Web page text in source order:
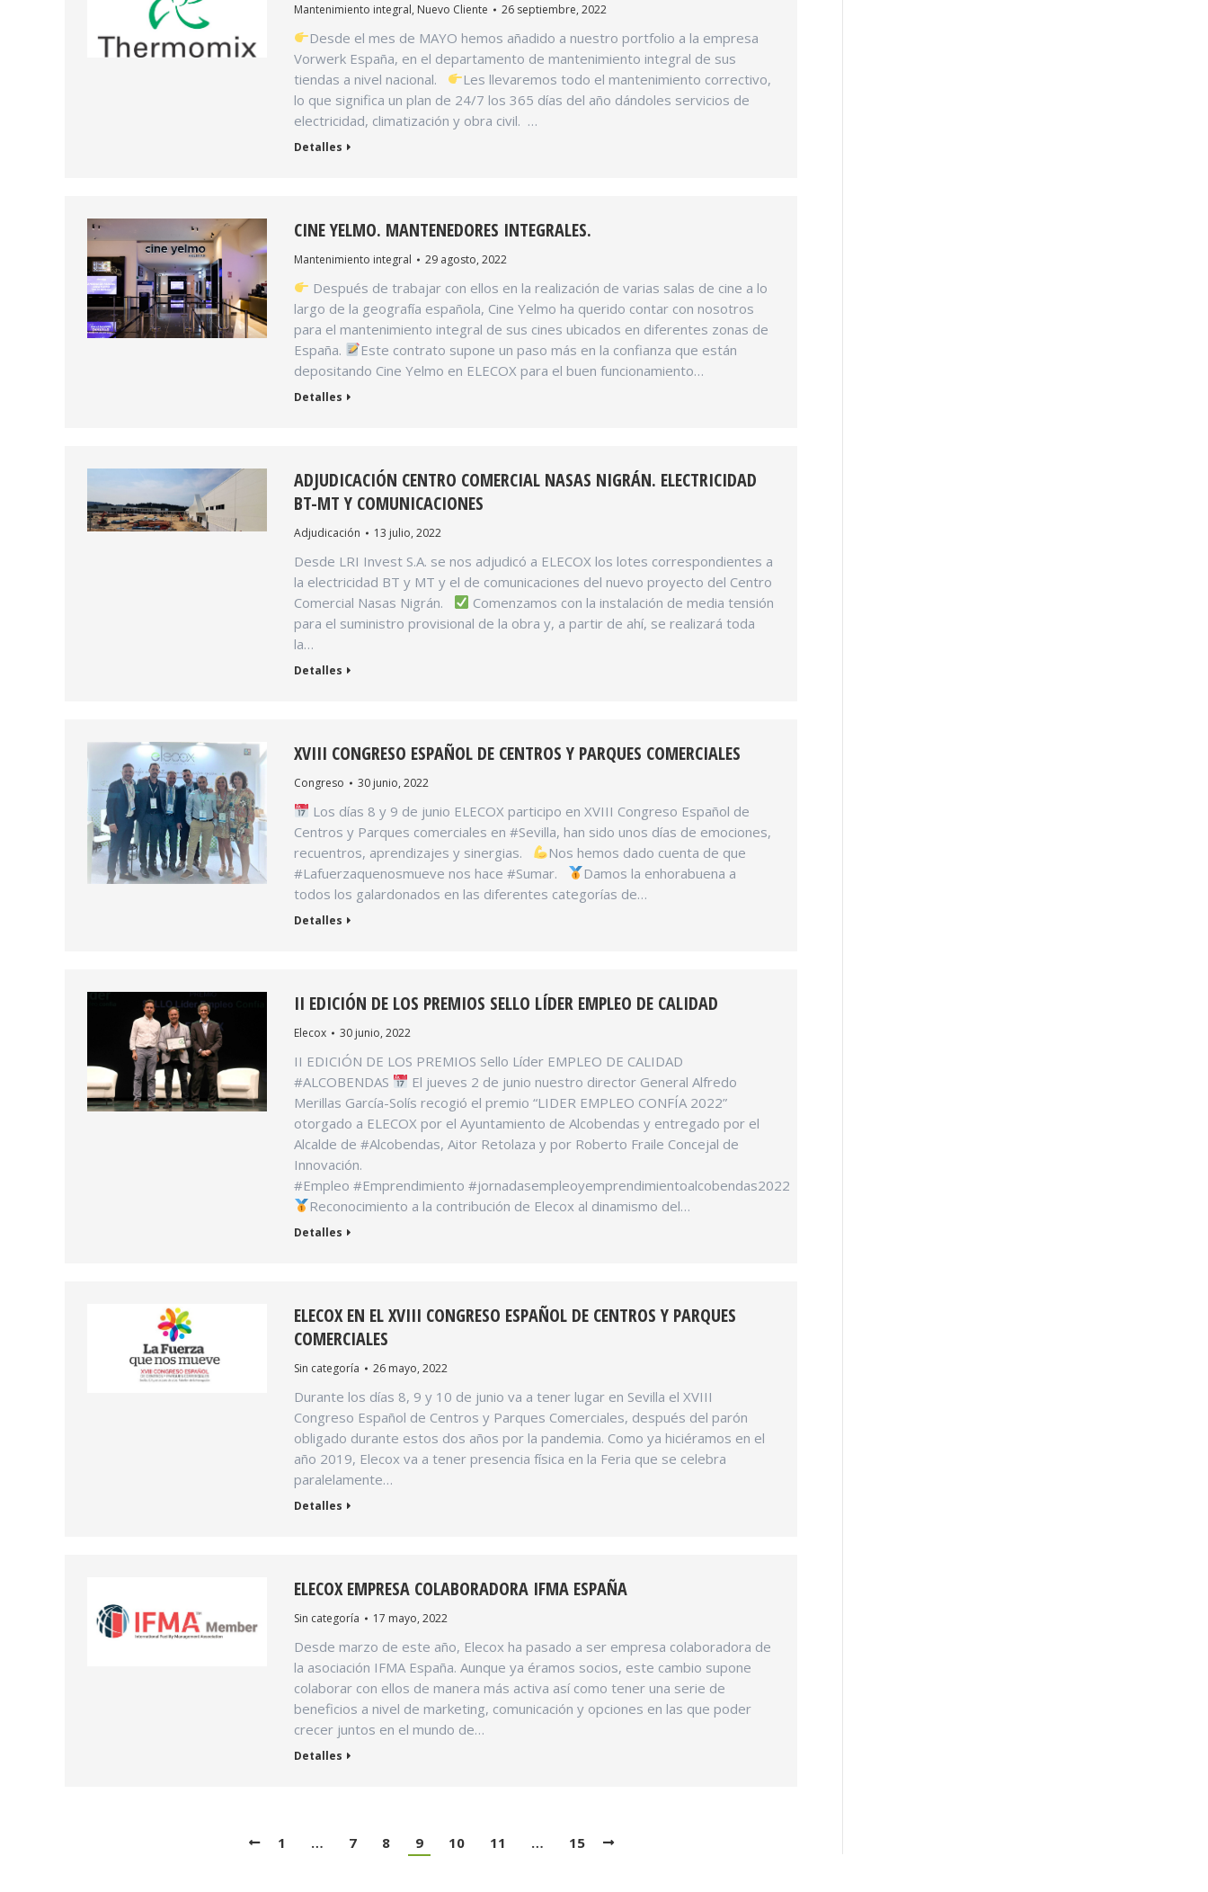
Mantenimiento integral, Nuevo Cliente 26 septiembre, 2022
Desde el mes de MAYO hemos añadido a nuestro portfolio a la empresa
Vorwerk España, en el departamento de mantenimiento integral de sus
tiendas a nivel nacional.
Les llevaremos todo el mantenimiento correctivo,
lo que significa un plan de 24/7 los 365 días del año dándoles servicios de
electricidad, climatización y obra civil. …
Detalles
CINE YELMO. MANTENEDORES INTEGRALES.
Mantenimiento integral 29 agosto, 2022
Después de trabajar con ellos en la realización de varias salas de cine a lo
largo de la geografía española, Cine Yelmo ha querido contar con nosotros
para el mantenimiento integral de sus cines ubicados en diferentes zonas de
España.
Este contrato supone un paso más en la confianza que están
depositando Cine Yelmo en ELECOX para el buen funcionamiento…
Detalles
ADJUDICACIÓN CENTRO COMERCIAL NASAS NIGRÁN. ELECTRICIDAD
BT-MT Y COMUNICACIONES
Adjudicación 13 julio, 2022
Desde LRI Invest S.A. se nos adjudicó a ELECOX los lotes correspondientes a
la electricidad BT y MT y el de comunicaciones del nuevo proyecto del Centro
Comercial Nasas Nigrán.
Comenzamos con la instalación de media tensión
para el suministro provisional de la obra y, a partir de ahí, se realizará toda
la…
Detalles
XVIII CONGRESO ESPAÑOL DE CENTROS Y PARQUES COMERCIALES
Congreso 30 junio, 2022
Los días 8 y 9 de junio ELECOX participo en XVIII Congreso Español de
Centros y Parques comerciales en #Sevilla, han sido unos días de emociones,
recuentros, aprendizajes y sinergias.
Nos hemos dado cuenta de que
#Lafuerzaquenosmueve nos hace #Sumar.
Damos la enhorabuena a
todos los galardonados en las diferentes categorías de…
Detalles
II EDICIÓN DE LOS PREMIOS SELLO LÍDER EMPLEO DE CALIDAD
Elecox 30 junio, 2022
II EDICIÓN DE LOS PREMIOS Sello Líder EMPLEO DE CALIDAD
#ALCOBENDAS
El jueves 2 de junio nuestro director General Alfredo
Merillas García-Solís recogió el premio “LIDER EMPLEO CONFÍA 2022”
otorgado a ELECOX por el Ayuntamiento de Alcobendas y entregado por el
Alcalde de #Alcobendas, Aitor Retolaza y por Roberto Fraile Concejal de
Innovación.
#Empleo #Emprendimiento #jornadasempleoyemprendimientoalcobendas2022
Reconocimiento a la contribución de Elecox al dinamismo del…
Detalles
ELECOX EN EL XVIII CONGRESO ESPAÑOL DE CENTROS Y PARQUES
COMERCIALES
Sin categoría 26 mayo, 2022
Durante los días 8, 9 y 10 de junio va a tener lugar en Sevilla el XVIII
Congreso Español de Centros y Parques Comerciales, después del parón
obligado durante estos dos años por la pandemia. Como ya hiciéramos en el
año 2019, Elecox va a tener presencia física en la Feria que se celebra
paralelamente…
Detalles
ELECOX EMPRESA COLABORADORA IFMA ESPAÑA
Sin categoría 17 mayo, 2022
Desde marzo de este año, Elecox ha pasado a ser empresa colaboradora de
la asociación IFMA España. Aunque ya éramos socios, este cambio supone
colaborar con ellos de manera más activa así como tener una serie de
beneficios a nivel de marketing, comunicación y opciones en las que poder
crecer juntos en el mundo de…
Detalles
1 … 7 8 9 10 11 … 15